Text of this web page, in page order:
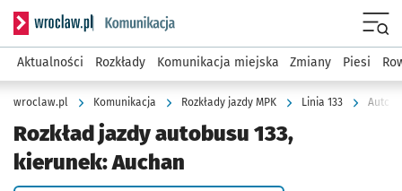
Serwis informacyjny wroclaw.pl podserwis: Komunikacja
Aktualności Rozkłady Komunikacja miejska Zmiany Piesi
wroclaw.pl Komunikacja Rozkłady jazdy MPK Linia 133
Rozkład jazdy autobusu 133,
kierunek: Auchan